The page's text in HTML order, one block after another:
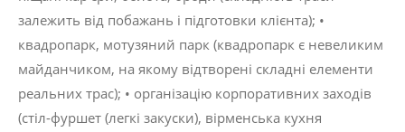
залежить від побажань і підготовки клієнта); •
квадропарк, мотузяний парк (квадропарк є невеликим
майданчиком, на якому відтворені складні елементи
реальних трас); • організацію корпоративних заходів
(стіл-фуршет (легкі закуски), вірменська кухня